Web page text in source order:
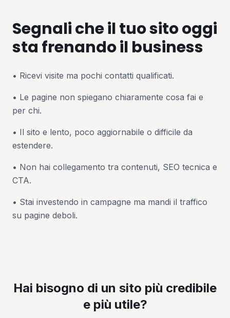
Segnali che il tuo sito oggi
sta frenando il business
• Ricevi visite ma pochi contatti qualificati.
• Le pagine non spiegano chiaramente cosa fai e
per chi.
• Il sito e lento, poco aggiornabile o difficile da
estendere.
• Non hai collegamento tra contenuti, SEO tecnica e
CTA.
• Stai investendo in campagne ma mandi il traffico
su pagine deboli.
Hai bisogno di un sito più credibile
e più utile?